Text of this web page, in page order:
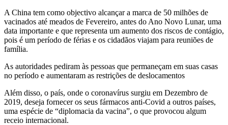
A China tem como objectivo alcançar a marca de 50 milhões de
vacinados até meados de Fevereiro, antes do Ano Novo Lunar, uma
data importante e que representa um aumento dos riscos de contágio,
pois é um período de férias e os cidadãos viajam para reuniões de
família.
As autoridades pediram às pessoas que permaneçam em suas casas
no período e aumentaram as restrições de deslocamentos
Além disso, o país, onde o coronavírus surgiu em Dezembro de
2019, deseja fornecer os seus fármacos anti-Covid a outros países,
uma espécie de “diplomacia da vacina”, o que provocou algum
receio internacional.